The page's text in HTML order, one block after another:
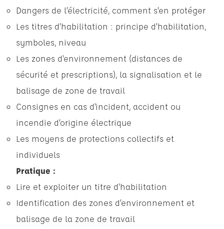
Dangers de l’électricité, comment s’en protéger
Les titres d’habilitation : principe d’habilitation,
symboles, niveau
Les zones d’environnement (distances de
sécurité et prescriptions), la signalisation et le
balisage de zone de travail
Consignes en cas d’incident, accident ou
incendie d’origine électrique
Les moyens de protections collectifs et
individuels
Pratique :
Lire et exploiter un titre d’habilitation
Identification des zones d’environnement et
balisage de la zone de travail